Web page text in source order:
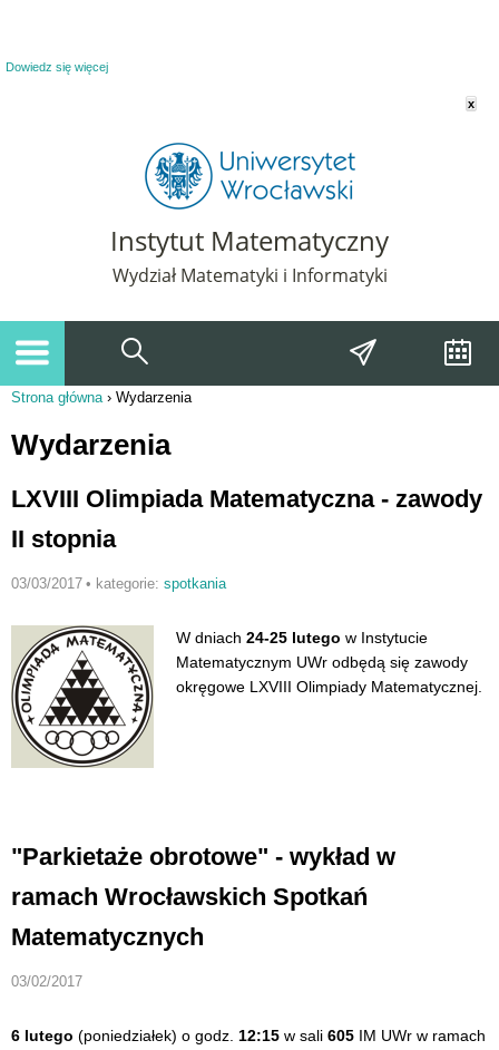
Dowiedz się więcej
x
Instytut Matematyczny
Wydział Matematyki i Informatyki
Strona główna› Wydarzenia
Wydarzenia
LXVIII Olimpiada Matematyczna - zawody
II stopnia
03/03/2017 • kategorie: spotkania
W dniach 24-25 lutego w Instytucie
Matematycznym UWr odbędą się zawody
okręgowe LXVIII Olimpiady Matematycznej.
"Parkietaże obrotowe" - wykład w
ramach Wrocławskich Spotkań
Matematycznych
03/02/2017
6 lutego (poniedziałek) o godz. 12:15 w sali 605 IM UWr w ramach